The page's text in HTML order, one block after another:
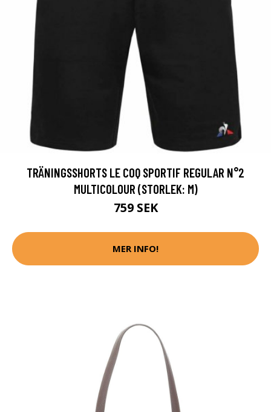
TRÄNINGSSHORTS LE COQ SPORTIF REGULAR N°2
MULTICOLOUR (STORLEK: M)
759 SEK
MER INFO!